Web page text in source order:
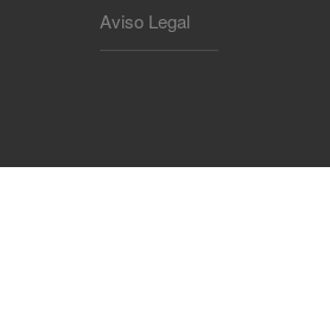
Aviso Legal